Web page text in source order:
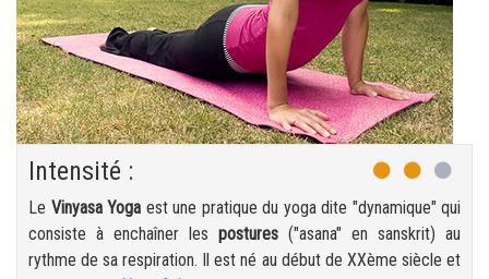
Intensité :
Le Vinyasa Yoga est une pratique du yoga dite "dynamique" qui
consiste à enchaîner les postures ("asana" en sanskrit) au
rythme de sa respiration. Il est né au début de XXème siècle et